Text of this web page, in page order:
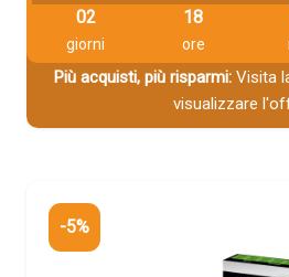
02
giorni
18
ore
Più acquisti, più risparmi:Visita
visualizzare
-5%